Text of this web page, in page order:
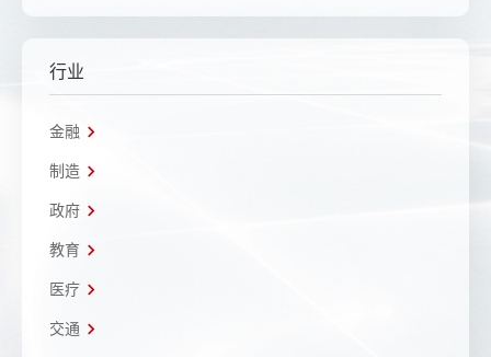
行业
金融
制造
政府
教育
医疗
交通